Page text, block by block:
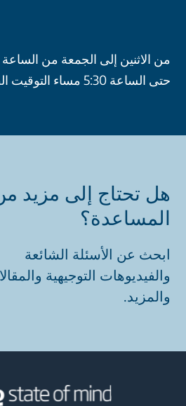
حتى الساعة 5:30 مساء التوقيت الصيفي
هل تحتاج إلى مزيد
المساعدة؟
ابحث عن الأسئلة الشائعة
والفيديوهات التوجيهية
والمزيد.